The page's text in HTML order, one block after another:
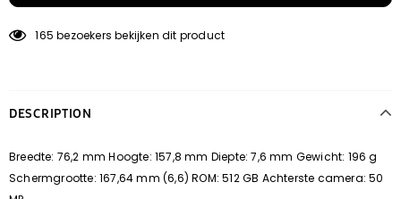
165 bezoekers bekijken dit product
DESCRIPTION
Breedte: 76,2 mm Hoogte: 157,8 mm Diepte: 7,6 mm Gewicht: 196 g
Schermgrootte: 167,64 mm (6,6) ROM: 512 GB Achterste camera: 50